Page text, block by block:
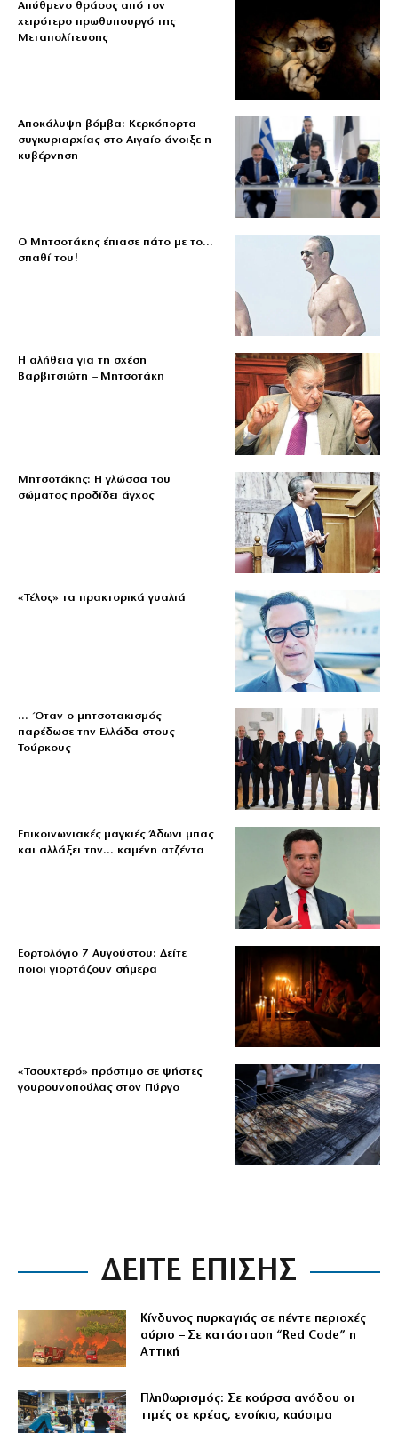
Απύθμενο θράσος από τον
χειρότερο πρωθυπουργό της
Μεταπολίτευσης
Αποκάλυψη βόμβα: Κερκόπορτα
συγκυριαρχίας στο Αιγαίο άνοιξε η
κυβέρνηση
Ο Μητσοτάκης έπιασε πάτο με το…
σπαθί του!
Η αλήθεια για τη σχέση
Βαρβιτσιώτη – Μητσοτάκη
Μητσοτάκης: Η γλώσσα του
σώματος προδίδει άγχος
«Τέλος» τα πρακτορικά γυαλιά
… Όταν ο μητσοτακισμός
παρέδωσε την Ελλάδα στους
Τούρκους
Επικοινωνιακές μαγκιές Άδωνι μπας
και αλλάξει την… καμένη ατζέντα
Εορτολόγιο 7 Αυγούστου: Δείτε
ποιοι γιορτάζουν σήμερα
«Τσουχτερό» πρόστιμο σε ψήστες
γουρουνοπούλας στον Πύργο
ΔΕΙΤΕ ΕΠΙΣΗΣ
Κίνδυνος πυρκαγιάς σε πέντε περιοχές
αύριο – Σε κατάσταση “Red Code” η
Αττική
Πληθωρισμός: Σε κούρσα ανόδου οι
τιμές σε κρέας, ενοίκια, καύσιμα